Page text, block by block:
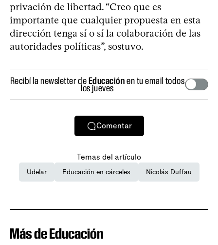
privación de libertad. “Creo que es
importante que cualquier propuesta en esta
dirección tenga sí o sí la colaboración de las
autoridades políticas”, sostuvo.
Recibí la newsletter deEducaciónen tu email todos
los jueves
Comentar
Temas del artículo
Udelar Educación en cárceles Nicolás Duffau
Más de Educación